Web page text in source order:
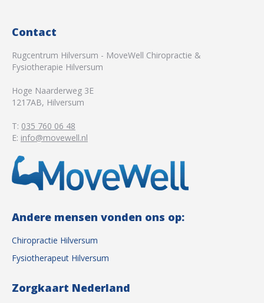
Contact
Rugcentrum Hilversum - MoveWell Chiropractie &
Fysiotherapie Hilversum
Hoge Naarderweg 3E
1217AB, Hilversum
T: 035 760 06 48
E: info@movewell.nl
Andere mensen vonden ons op:
Chiropractie Hilversum
Fysiotherapeut Hilversum
Zorgkaart Nederland